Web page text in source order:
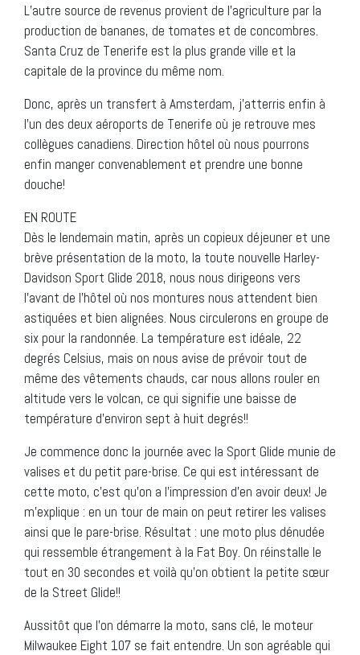
L’autre source de revenus provient de l’agriculture par la
production de bananes, de tomates et de concombres.
Santa Cruz de Tenerife est la plus grande ville et la
capitale de la province du même nom.
Donc, après un transfert à Amsterdam, j’atterris enfin à
l’un des deux aéroports de Tenerife où je retrouve mes
collègues canadiens. Direction hôtel où nous pourrons
enfin manger convenablement et prendre une bonne
douche!
EN ROUTE
Dès le lendemain matin, après un copieux déjeuner et une
brève présentation de la moto, la toute nouvelle Harley-
Davidson Sport Glide 2018, nous nous dirigeons vers
l’avant de l’hôtel où nos montures nous attendent bien
astiquées et bien alignées. Nous circulerons en groupe de
six pour la randonnée. La température est idéale, 22
degrés Celsius, mais on nous avise de prévoir tout de
même des vêtements chauds, car nous allons rouler en
altitude vers le volcan, ce qui signifie une baisse de
température d’environ sept à huit degrés!!
Je commence donc la journée avec la Sport Glide munie de
valises et du petit pare-brise. Ce qui est intéressant de
cette moto, c’est qu’on a l’impression d’en avoir deux! Je
m’explique : en un tour de main on peut retirer les valises
ainsi que le pare-brise. Résultat : une moto plus dénudée
qui ressemble étrangement à la Fat Boy. On réinstalle le
tout en 30 secondes et voilà qu’on obtient la petite sœur
de la Street Glide!!
Aussitôt que l’on démarre la moto, sans clé, le moteur
Milwaukee Eight 107 se fait entendre. Un son agréable qui